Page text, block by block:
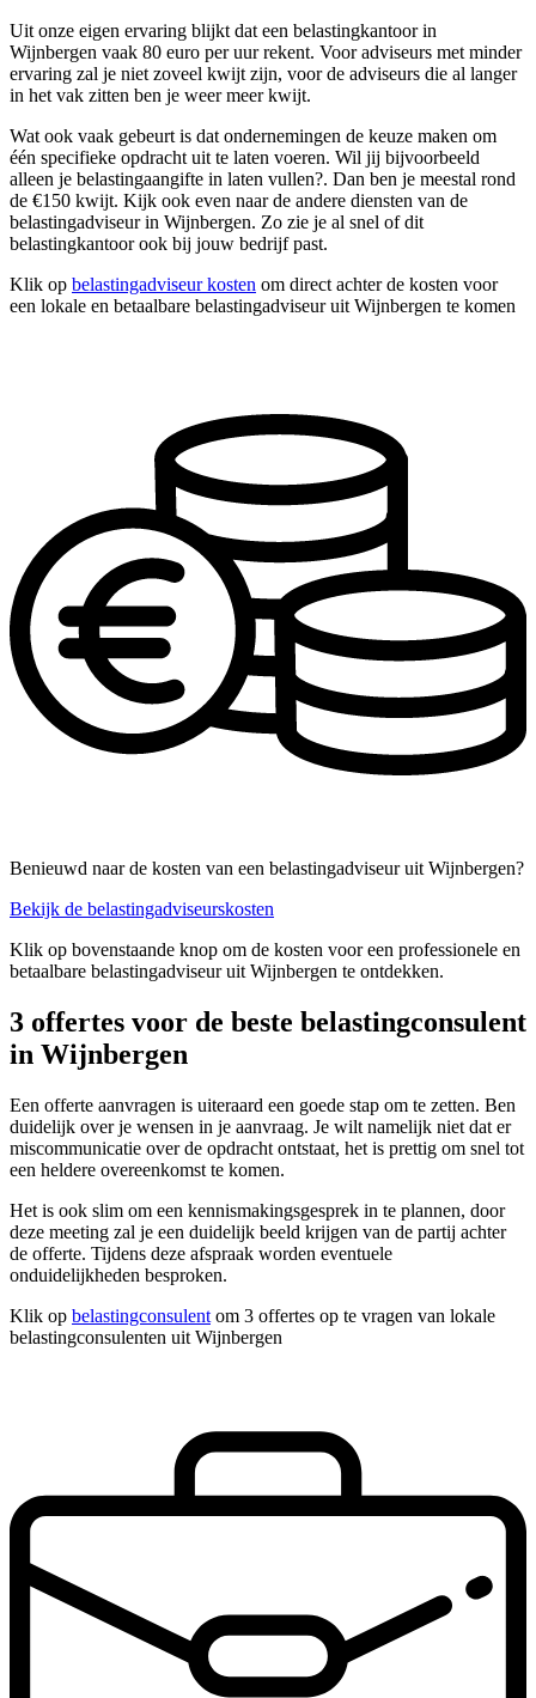
Uit onze eigen ervaring blijkt dat een belastingkantoor in
Wijnbergen vaak 80 euro per uur rekent. Voor adviseurs met minder
ervaring zal je niet zoveel kwijt zijn, voor de adviseurs die al langer
in het vak zitten ben je weer meer kwijt.
Wat ook vaak gebeurt is dat ondernemingen de keuze maken om
één specifieke opdracht uit te laten voeren. Wil jij bijvoorbeeld
alleen je belastingaangifte in laten vullen?. Dan ben je meestal rond
de €150 kwijt. Kijk ook even naar de andere diensten van de
belastingadviseur in Wijnbergen. Zo zie je al snel of dit
belastingkantoor ook bij jouw bedrijf past.
Klik op belastingadviseur kosten om direct achter de kosten voor
een lokale en betaalbare belastingadviseur uit Wijnbergen te komen
Benieuwd naar de kosten van een belastingadviseur uit Wijnbergen?
Bekijk de belastingadviseurskosten
Klik op bovenstaande knop om de kosten voor een professionele en
betaalbare belastingadviseur uit Wijnbergen te ontdekken.
3 offertes voor de beste belastingconsulent
in Wijnbergen
Een offerte aanvragen is uiteraard een goede stap om te zetten. Ben
duidelijk over je wensen in je aanvraag. Je wilt namelijk niet dat er
miscommunicatie over de opdracht ontstaat, het is prettig om snel tot
een heldere overeenkomst te komen.
Het is ook slim om een kennismakingsgesprek in te plannen, door
deze meeting zal je een duidelijk beeld krijgen van de partij achter
de offerte. Tijdens deze afspraak worden eventuele
onduidelijkheden besproken.
Klik op belastingconsulent om 3 offertes op te vragen van lokale
belastingconsulenten uit Wijnbergen